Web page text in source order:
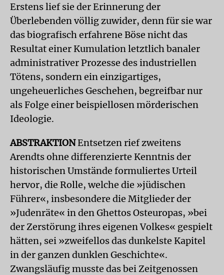
Erstens lief sie der Erinnerung der
Überlebenden völlig zuwider, denn für sie war
das biografisch erfahrene Böse nicht das
Resultat einer Kumulation letztlich banaler
administrativer Prozesse des industriellen
Tötens, sondern ein einzigartiges,
ungeheuerliches Geschehen, begreifbar nur
als Folge einer beispiellosen mörderischen
Ideologie.
ABSTRAKTIONEntsetzen rief zweitens
Arendts ohne differenzierte Kenntnis der
historischen Umstände formuliertes Urteil
hervor, die Rolle, welche die »jüdischen
Führer«, insbesondere die Mitglieder der
»Judenräte« in den Ghettos Osteuropas, »bei
der Zerstörung ihres eigenen Volkes« gespielt
hätten, sei »zweifellos das dunkelste Kapitel
in der ganzen dunklen Geschichte«.
Zwangsläufig musste das bei Zeitgenossen